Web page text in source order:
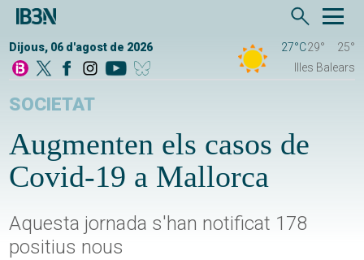
Dijous, 06 d'agost de 2026 27°C29°
25°
Illes Balears
SOCIETAT
Augmenten els casos de
Covid-19 a Mallorca
Aquesta jornada s'han notificat 178
positius nous